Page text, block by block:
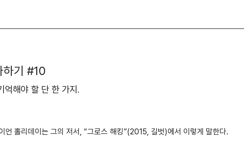
하기 #10
억해야 할 단 한 가지.
언 홀리데이는 그의 저서, “그로스 해킹”(2015, 길벗)에서 이렇게 말한다.